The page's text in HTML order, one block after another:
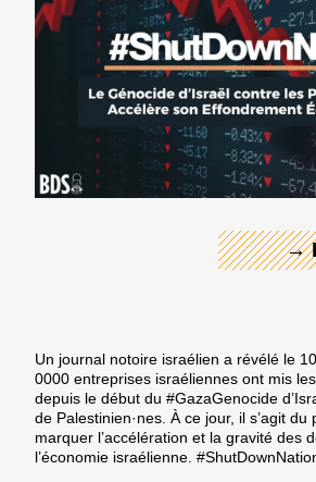
→
Un journal notoire israélien a révélé le
0000 entreprises israéliennes ont mis
depuis le début du #GazaGenocide
de Palestinien·nes. À ce jour, il s’agit du
marquer l’accélération et la gravité des
l’économie israélienne.